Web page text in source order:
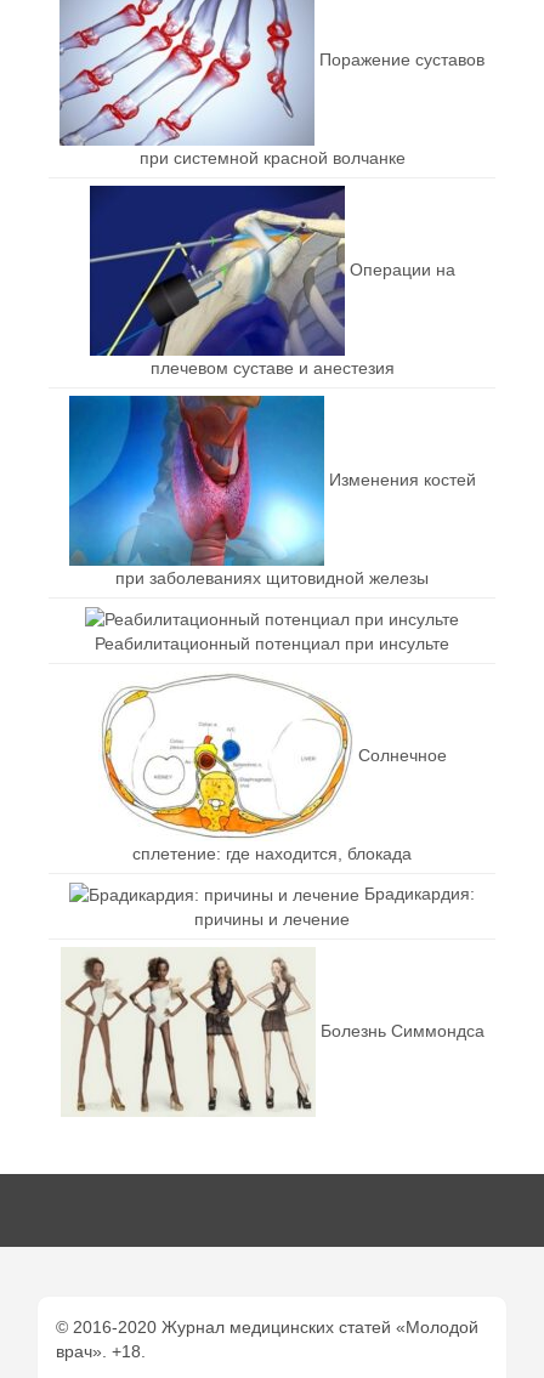
Поражение суставов
при системной красной волчанке
Операции на
плечевом суставе и анестезия
Изменения костей
при заболеваниях щитовидной железы
Реабилитационный потенциал при инсульте
Солнечное
сплетение: где находится, блокада
Брадикардия:
причины и лечение
Болезнь Симмондса
© 2016-2020 Журнал медицинских статей «Молодой
врач». +18.